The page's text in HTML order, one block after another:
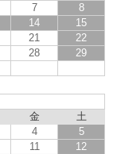
7
8
14
15
21
22
28
29
金
土
4
5
11
12